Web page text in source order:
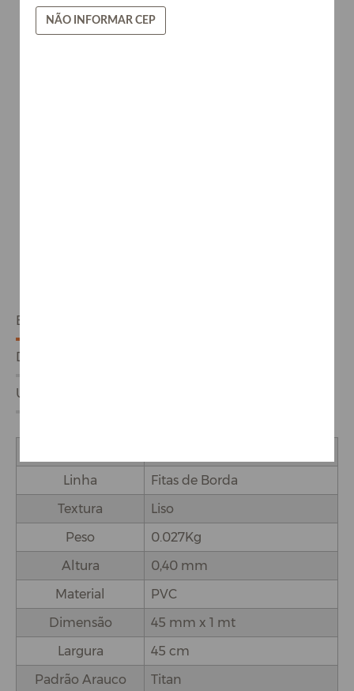
Titan - Chapa de MDF Arauco
ESPECIFICAÇÕES
DETALHES DO PRODUTO
USO E APLICAÇÕES
Linha
Fitas de Borda
Textura
Liso
Peso
0.027Kg
Altura
0,40 mm
Material
PVC
Dimensão
45 mm x 1 mt
Largura
45 cm
Padrão Arauco
Titan
NÃO INFORMAR CEP